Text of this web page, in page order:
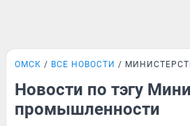
ОМСК ВСЕ НОВОСТИ
Новости по тэгу
промышленности